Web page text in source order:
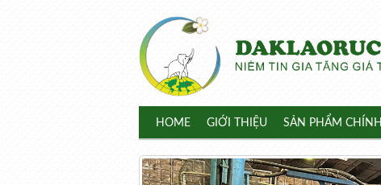
HOME GIỚI THIỆU SẢN PHẨM CHÍNH